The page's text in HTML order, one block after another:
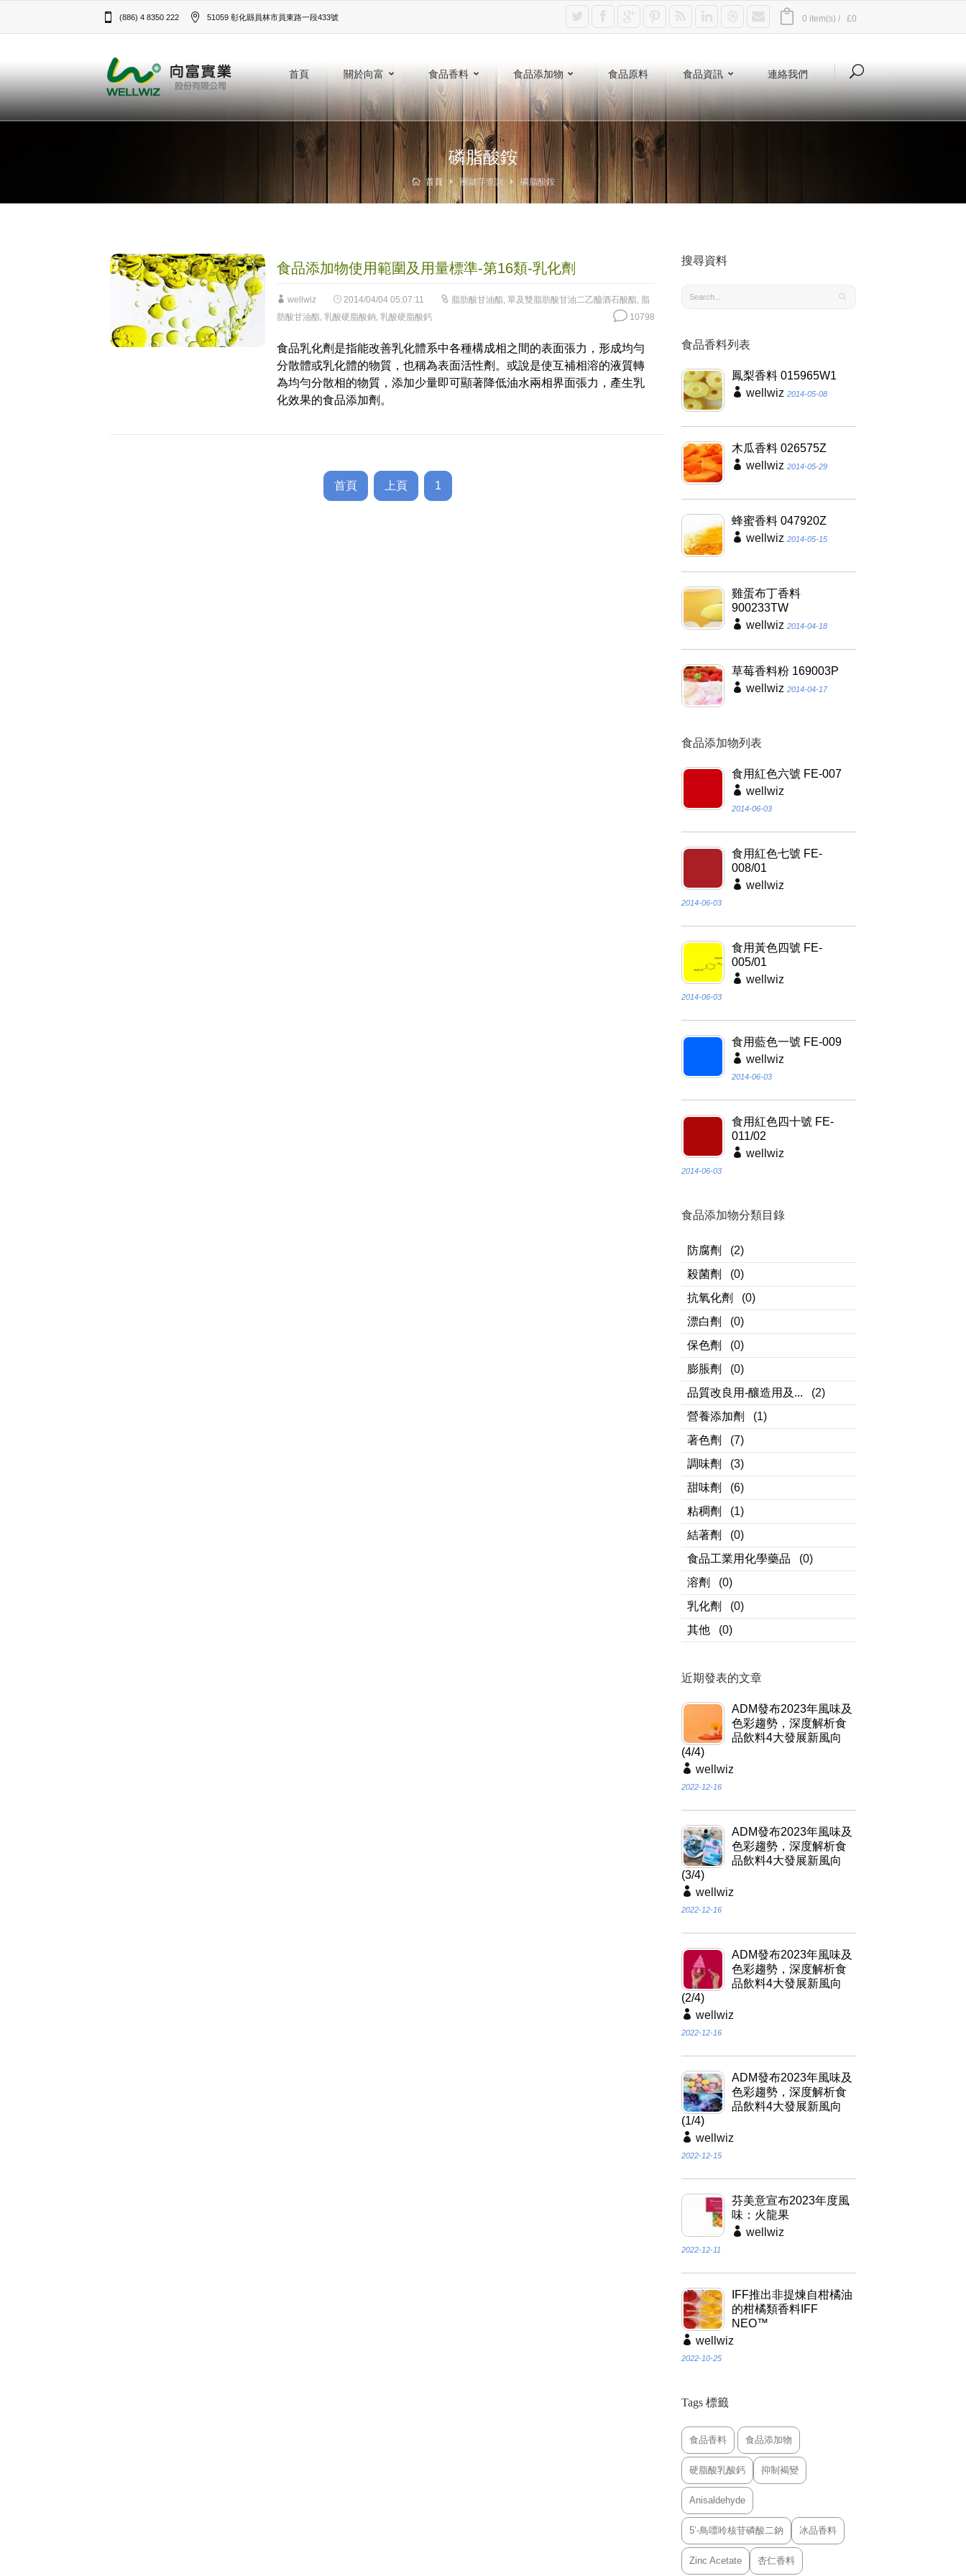
(886) 4 8350 222 51059 彰化縣員林市員東路一段433號‎ 0 item(s) / £0
首頁 關於向富 食品香料 食品添加物 食品原料 食品資訊 連絡我們
磷脂酸銨
首頁 關鍵字查詢 磷脂酸銨
食品添加物使用範圍及用量標準-第16類-乳化劑
wellwiz 2014/04/04 05:07:11 脂肪酸甘油酯, 單及雙脂肪酸甘油二乙醯酒石酸酯, 脂
肪酸甘油酯, 乳酸硬脂酸鈉, 乳酸硬脂酸鈣 10798
食品乳化劑是指能改善乳化體系中各種構成相之間的表面張力，形成均勻
分散體或乳化體的物質，也稱為表面活性劑。或說是使互補相溶的液質轉
為均勻分散相的物質，添加少量即可顯著降低油水兩相界面張力，產生乳
化效果的食品添加劑。
首頁 上頁 1
搜尋資料
食品香料列表
鳳梨香料 015965W1
wellwiz 2014-05-08
木瓜香料 026575Z
wellwiz 2014-05-29
蜂蜜香料 047920Z
wellwiz 2014-05-15
雞蛋布丁香料
900233TW
wellwiz 2014-04-18
草莓香料粉 169003P
wellwiz 2014-04-17
食品添加物列表
食用紅色六號 FE-007
wellwiz
2014-06-03
食用紅色七號 FE-
008/01
wellwiz
2014-06-03
食用黃色四號 FE-
005/01
wellwiz
2014-06-03
食用藍色一號 FE-009
wellwiz
2014-06-03
食用紅色四十號 FE-
011/02
wellwiz
2014-06-03
食品添加物分類目錄
防腐劑
(2)
殺菌劑
(0)
抗氧化劑
(0)
漂白劑
(0)
保色劑
(0)
膨脹劑
(0)
品質改良用-釀造用及...
(2)
營養添加劑
(1)
著色劑
(7)
調味劑
(3)
甜味劑
(6)
粘稠劑
(1)
結著劑
(0)
食品工業用化學藥品
(0)
溶劑
(0)
乳化劑
(0)
其他
(0)
近期發表的文章
ADM發布2023年風味及
色彩趨勢，深度解析食
品飲料4大發展新風向
(4/4)
wellwiz
2022-12-16
ADM發布2023年風味及
色彩趨勢，深度解析食
品飲料4大發展新風向
(3/4)
wellwiz
2022-12-16
ADM發布2023年風味及
色彩趨勢，深度解析食
品飲料4大發展新風向
(2/4)
wellwiz
2022-12-16
ADM發布2023年風味及
色彩趨勢，深度解析食
品飲料4大發展新風向
(1/4)
wellwiz
2022-12-15
芬美意宣布2023年度風
味：火龍果
wellwiz
2022-12-11
IFF推出非提煉自柑橘油
的柑橘類香料IFF
NEO™
wellwiz
2022-10-25
Tags 標籤
食品香料 食品添加物
硬脂酸乳酸鈣 抑制褐變
Anisaldehyde
5’-鳥嘌呤核苷磷酸二鈉 冰品香料
Zinc Acetate 杏仁香料